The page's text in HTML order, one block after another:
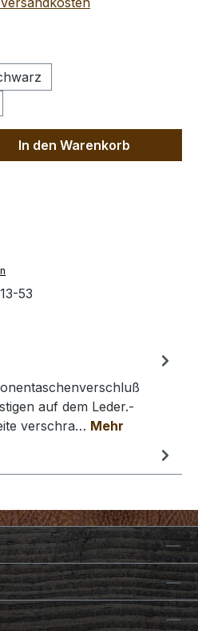
den
In den Warenkorb
53
auf dem Leder.-
verschra… Mehr